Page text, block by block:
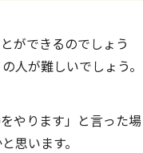
ができるのでしょう
人が難しいでしょう。
やります」と言った場
思います。